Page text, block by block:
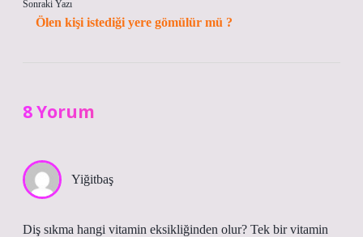
Sonraki Yazı
Ölen kişi istediği yere gömülür mü ?
8 Yorum
Yiğitbaş
Diş sıkma hangi vitamin eksikliğinden olur? Tek bir vitamin